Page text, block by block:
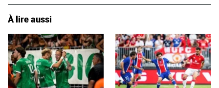
À lire aussi